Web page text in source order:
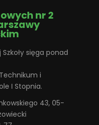
nr 2
sięga ponad
i
I Stopnia.
43, 05-